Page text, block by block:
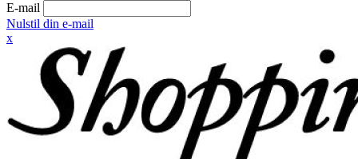
E-mail
Nulstil din e-mail
x